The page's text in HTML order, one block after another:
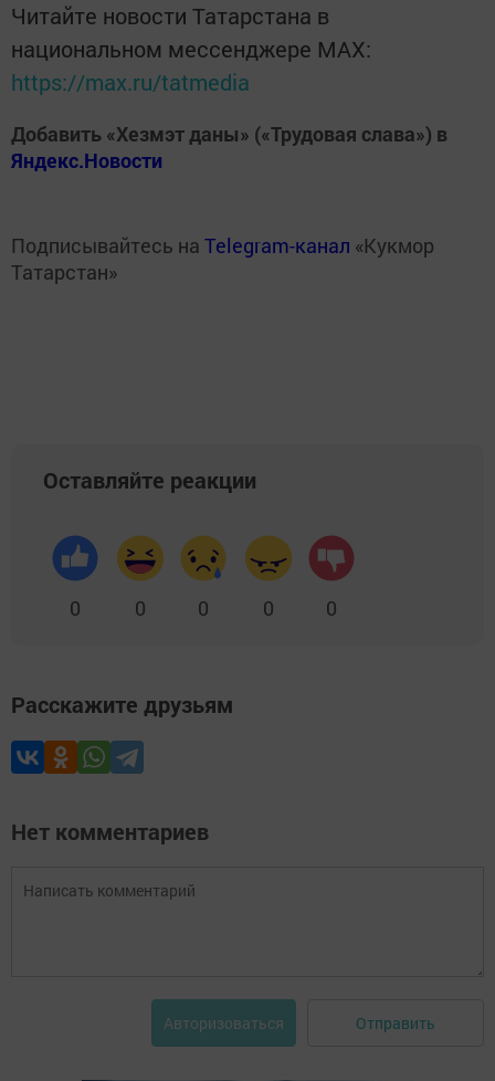
Читайте новости Татарстана в
национальном мессенджере MАХ:
https://max.ru/tatmedia
Добавить «Хезмэт даны» («Трудовая слава») в
Яндекс.Новости
Подписывайтесь на Telegram-канал «Кукмор
Татарстан»
Оставляйте реакции
0 0 0 0 0
Расскажите друзьям
Нет комментариев
Авторизоваться Отправить